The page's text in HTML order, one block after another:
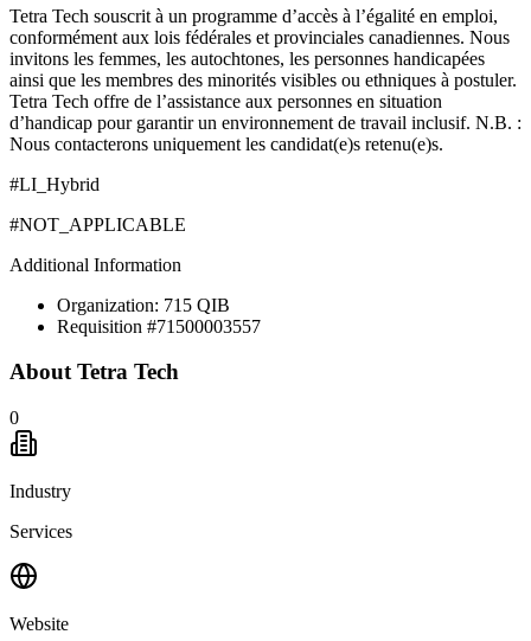
Tetra Tech souscrit à un programme d’accès à l’égalité en emploi,
conformément aux lois fédérales et provinciales canadiennes. Nous
invitons les femmes, les autochtones, les personnes handicapées
ainsi que les membres des minorités visibles ou ethniques à postuler.
Tetra Tech offre de l’assistance aux personnes en situation
d’handicap pour garantir un environnement de travail inclusif. N.B. :
Nous contacterons uniquement les candidat(e)s retenu(e)s.
#LI_Hybrid
#NOT_APPLICABLE
Additional Information
Organization: 715 QIB
Requisition #71500003557
About Tetra Tech
0
Industry
Services
Website